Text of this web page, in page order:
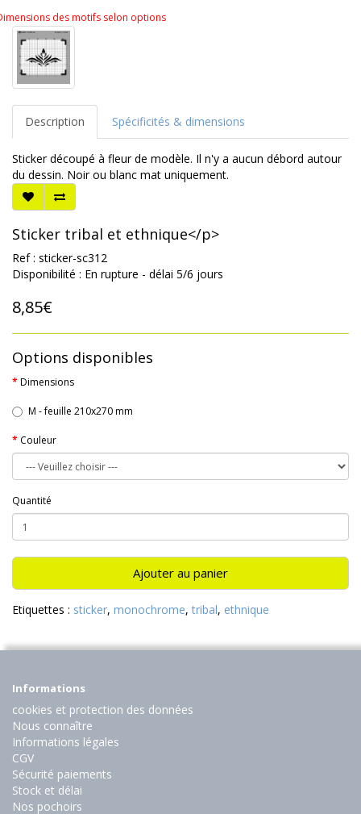
des motifs selon options
Description Spécificités & dimensions
Sticker découpé à fleur de modèle. Il n'y a aucun débord autour
du dessin. Noir ou blanc mat uniquement.
Sticker tribal et ethnique</p>
Ref : sticker-sc312
Disponibilité : En rupture - délai 5/6 jours
8,85€
Options disponibles
Dimensions
M - feuille 210x270 mm
Couleur
Quantité
Ajouter au panier
Etiquettes : sticker, monochrome,tribal, ethnique
Informations
cookies et protection des données
Nous connaître
Informations légales
CGV
Sécurité paiements
Stock et délai
Nos pochoirs